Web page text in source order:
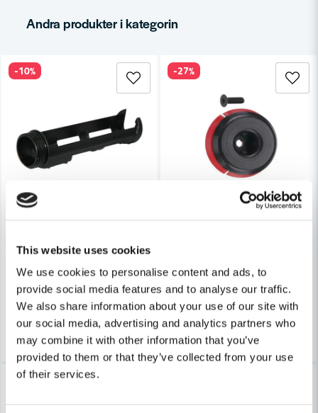
This website uses cookies
We use cookies to personalise content and ads, to
provide social media features and to analyse our traffic.
We also share information about your use of our site with
our social media, advertising and analytics partners who
may combine it with other information that you’ve
provided to them or that they’ve collected from your use
of their services.
Andra produkter i kategorin
Milwaukee Patronhållare 310ml till Milwaukee 18V
856 kr
774 kr
Finns i Webblager
Köp
-10%
113 kr
83 kr
Finns i Webblager
Köp
-27%
-41%